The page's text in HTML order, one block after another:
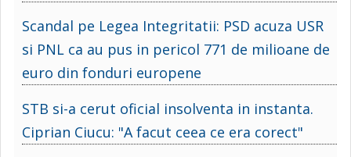
Scandal pe Legea Integritatii: PSD acuza USR
si PNL ca au pus in pericol 771 de milioane de
euro din fonduri europene
STB si-a cerut oficial insolventa in instanta.
Ciprian Ciucu: "A facut ceea ce era corect"